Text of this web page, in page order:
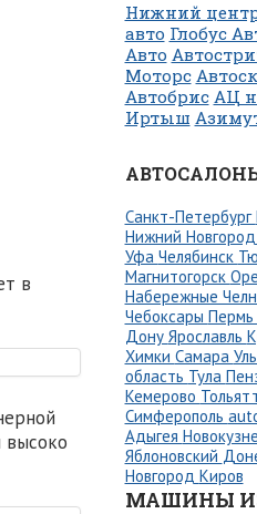
в
высоко
Нижний
авто Глобус
Авто
Моторс
Автобрис АЦ
Иртыш
Санкт-Петербург
Нижний Новгород
Уфа Челябинск
Магнитогорск
Набережные
Чебоксары Пермь
Дону Ярославль
Химки Самара
область Тула
Кемерово
Симферополь
Адыгея
Яблоновский
Новгород Киров
МАШИНЫ